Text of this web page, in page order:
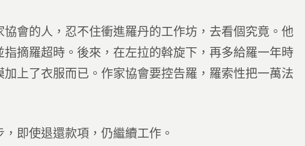
會的人，忍不住衝進羅丹的工作坊，去看個究竟。他
摘羅超時。後來，在左拉的斡旋下，再多給羅一年時
上了衣服而已。作家協會要控告羅，羅索性把一萬法
即使退還款項，仍繼續工作。